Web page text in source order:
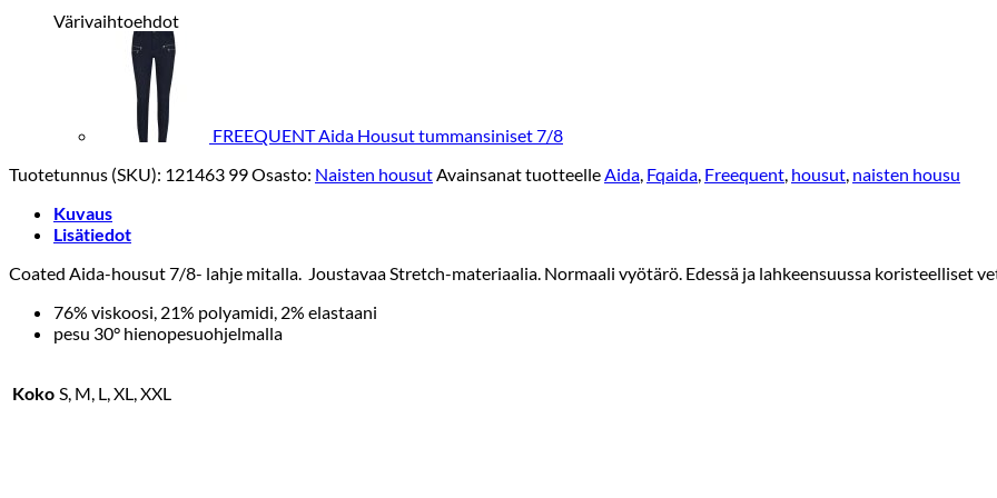
Värivaihtoehdot
FREEQUENT Aida Housut tummansiniset 7/8
Tuotetunnus (SKU): 121463 99Osasto: Naisten housutAvainsanat tuotteelleAida, Fqaida, Freequent, housut, naisten housu
Kuvaus
Lisätiedot
Coated Aida-housut 7/8- lahje mitalla. Joustavaa Stretch-materiaalia. Normaali vyötärö. Edessä ja lahkeensuussa koristeelliset
76% viskoosi, 21% polyamidi, 2% elastaani
pesu 30° hienopesuohjelmalla
Koko S, M, L, XL, XXL